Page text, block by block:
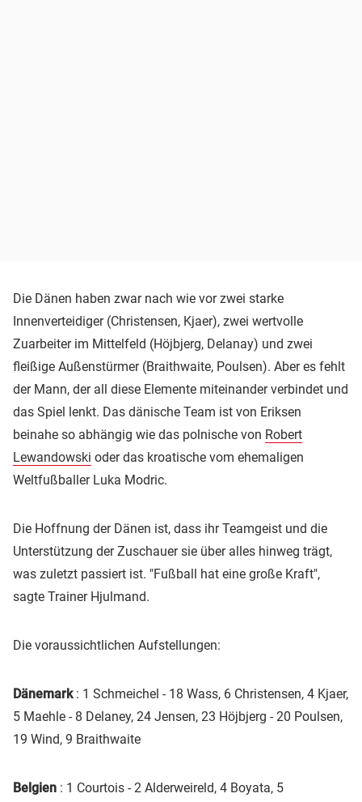
Die Dänen haben zwar nach wie vor zwei starke
Innenverteidiger (Christensen, Kjaer), zwei wertvolle
Zuarbeiter im Mittelfeld (Höjbjerg, Delanay) und zwei
fleißige Außenstürmer (Braithwaite, Poulsen). Aber es fehlt
der Mann, der all diese Elemente miteinander verbindet und
das Spiel lenkt. Das dänische Team ist von Eriksen
beinahe so abhängig wie das polnische von Robert
Lewandowski oder das kroatische vom ehemaligen
Weltfußballer Luka Modric.
Die Hoffnung der Dänen ist, dass ihr Teamgeist und die
Unterstützung der Zuschauer sie über alles hinweg trägt,
was zuletzt passiert ist. "Fußball hat eine große Kraft",
sagte Trainer Hjulmand.
Die voraussichtlichen Aufstellungen:
Dänemark: 1 Schmeichel - 18 Wass, 6 Christensen, 4 Kjaer,
5 Maehle - 8 Delaney, 24 Jensen, 23 Höjbjerg - 20 Poulsen,
19 Wind, 9 Braithwaite
Belgien : 1 Courtois - 2 Alderweireld, 4 Boyata, 5